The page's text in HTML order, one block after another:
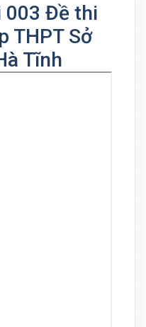
003 Đề thi
THPT Sở
Tĩnh